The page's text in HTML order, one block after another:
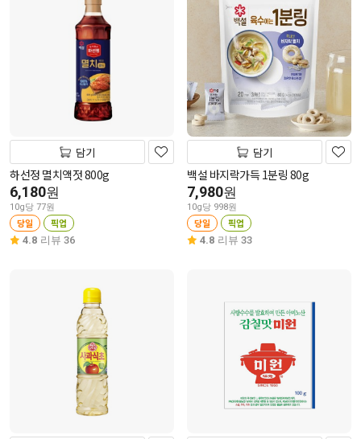
담기
하선정 멸치액젓 800g
6,180원
10g당 77원
당일 픽업
4.8 리뷰 36
담기
백설 바지락가득 1분링 80g
7,980원
10g당 998원
당일 픽업
4.8 리뷰 33